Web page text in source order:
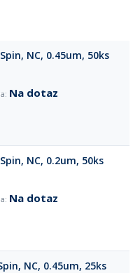
NC, 0.45um, 50ks
Na dotaz
NC, 0.2um, 50ks
Na dotaz
NC, 0.45um, 25ks